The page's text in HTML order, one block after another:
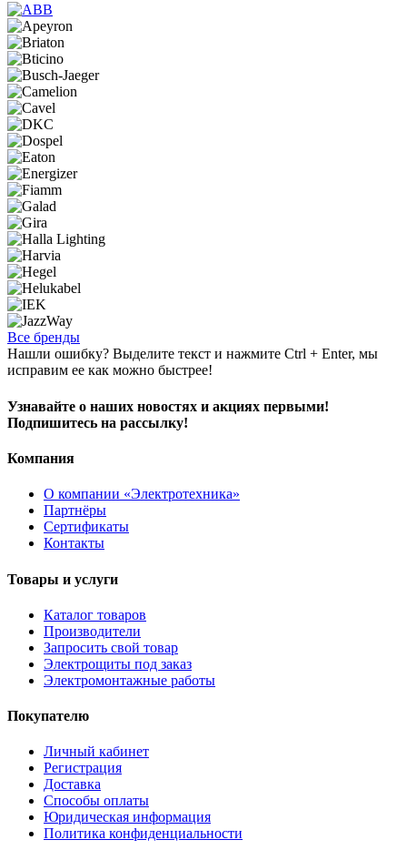
Все бренды
Нашли ошибку? Выделите текст и нажмите Ctrl + Enter, мы
исправим ее как можно быстрее!
Узнавайте о наших новостях и акциях первыми!
Подпишитесь на рассылку!
Компания
О компании «Электротехника»
Партнёры
Сертификаты
Контакты
Товары и услуги
Каталог товаров
Производители
Запросить свой товар
Электрощиты под заказ
Электромонтажные работы
Покупателю
Личный кабинет
Регистрация
Доставка
Способы оплаты
Юридическая информация
Политика конфиденциальности